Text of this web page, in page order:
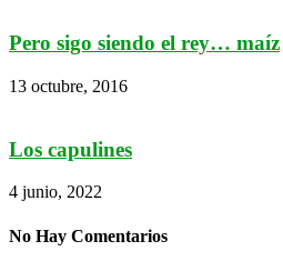
Pero sigo siendo el rey… maíz
13 octubre, 2016
Los capulines
4 junio, 2022
No Hay Comentarios